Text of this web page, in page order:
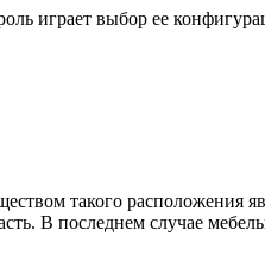
играет выбор ее
такого расположения
В последнем случае